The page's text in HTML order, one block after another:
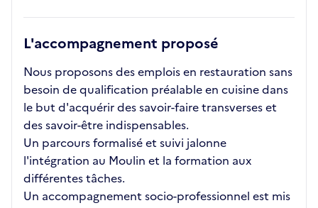
L'accompagnement proposé
Nous proposons des emplois en restauration sans
besoin de qualification préalable en cuisine dans
le but d'acquérir des savoir-faire transverses et
des savoir-être indispensables.
Un parcours formalisé et suivi jalonne
l'intégration au Moulin et la formation aux
différentes tâches.
Un accompagnement socio-professionnel est mis